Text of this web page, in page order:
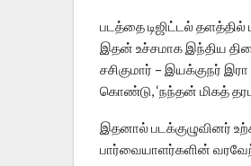
படத்தை டிஜிட்டல்
இதன் உச்சமாக இந்திய
சசிகுமார் – இயக்குநர்
கொண்டு, ‘நந்தன் மிகத்
இதனால் படக்குழுவினர்
பார்வையாளர்களின்